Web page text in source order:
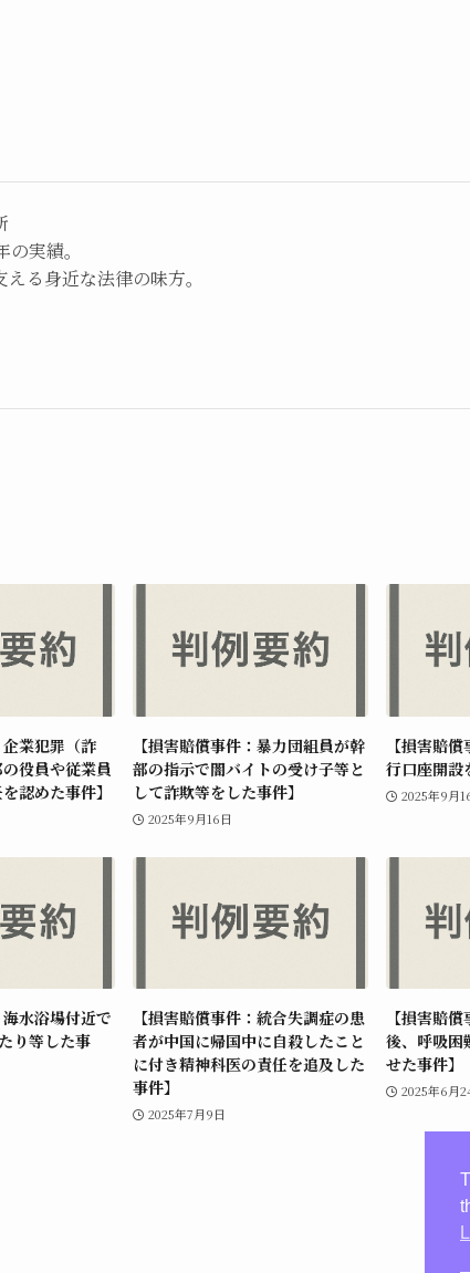
実績。
える身近な法律の味方。
企業犯罪（詐
役員や従業員
認めた事件】
【損害賠償事件：暴力団組員が幹
部の指示で闇バイトの受け子等と
して詐欺等をした事件】
2025年9月16日
【損害賠
行口座開設
2025年9月
海水浴場付近で
り等した事
【損害賠償事件：統合失調症の患
者が中国に帰国中に自殺したこと
に付き精神科医の責任を追及した
事件】
2025年7月9日
【損害賠
後、呼吸困
せた事件】
2025年6月